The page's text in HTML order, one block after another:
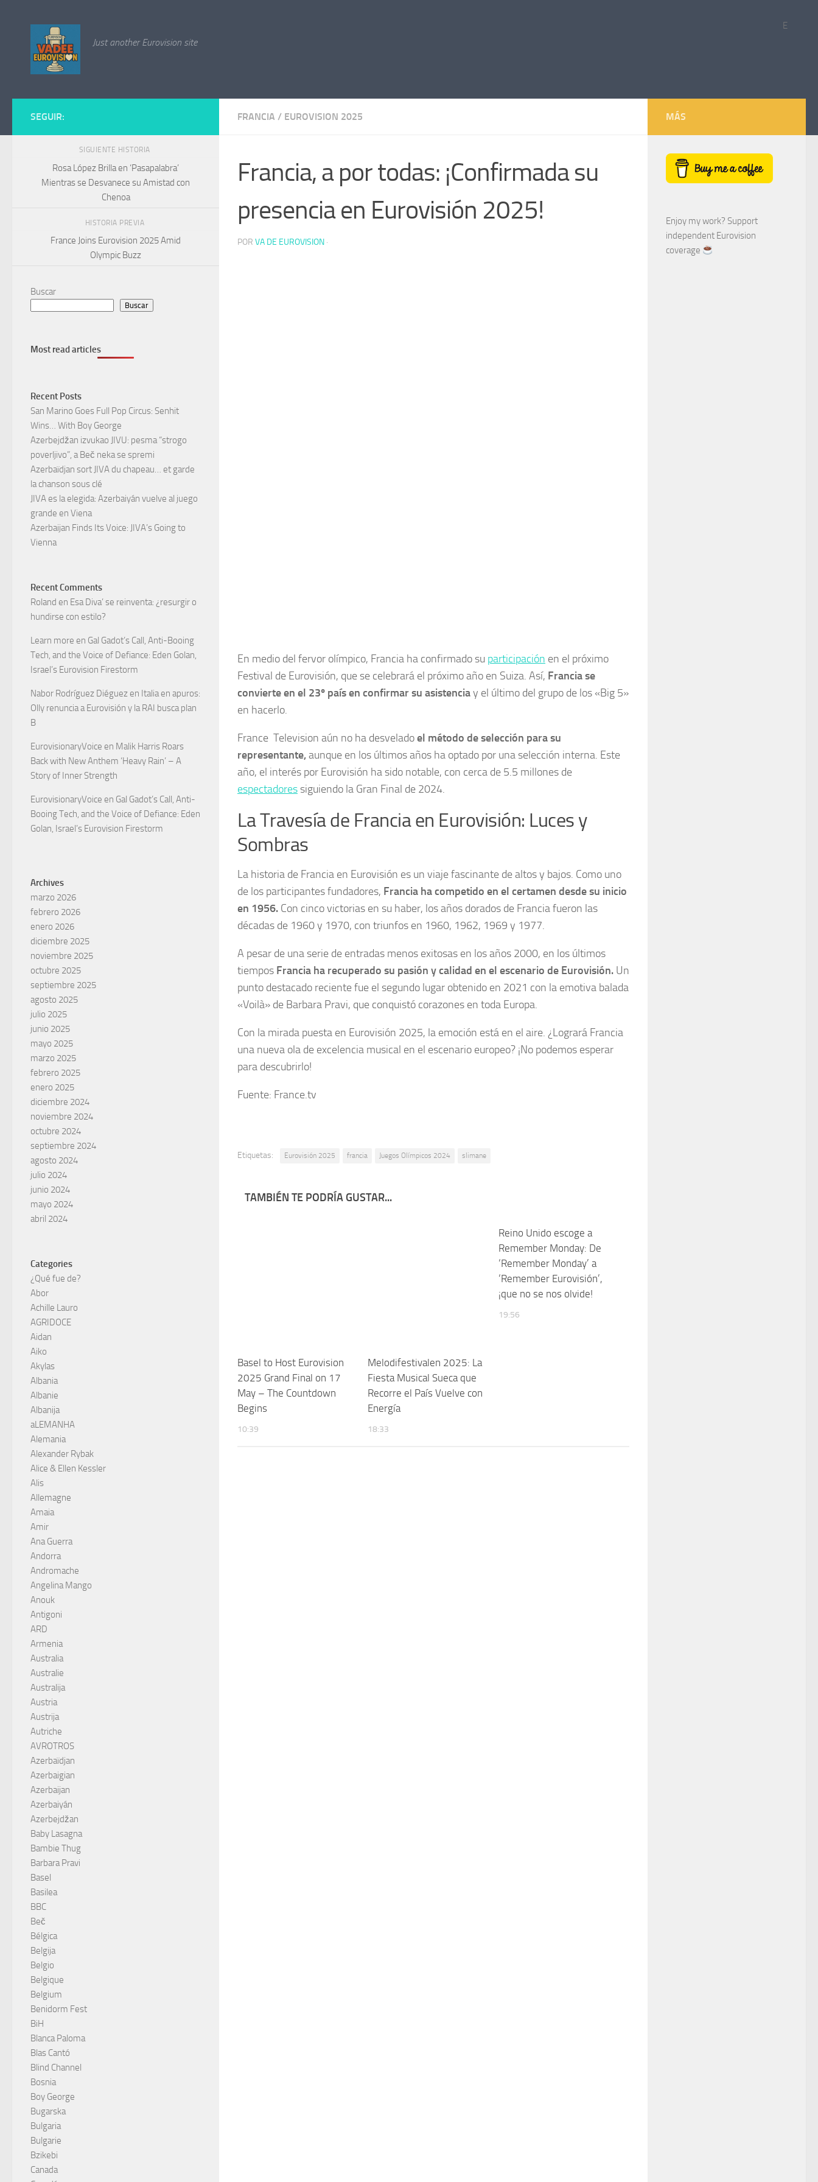
Just another Eurovision site
E
FRANCIA / EUROVISION 2025
Francia, a por todas: ¡Confirmada su
presencia en Eurovisión 2025!
POR VA DE EUROVISION ·
En medio del fervor olímpico, Francia ha confirmado su participación en el próximo
Festival de Eurovisión, que se celebrará el próximo año en Suiza. Así, Francia se
convierte en el 23º país en confirmar su asistenciay el último del grupo de los «Big 5»
en hacerlo.
France Television aún no ha desveladoel método de selección para su
representante,aunque en los últimos años ha optado por una selección interna. Este
año, el interés por Eurovisión ha sido notable, con cerca de 5.5 millones de
espectadores siguiendo la Gran Final de 2024.
La Travesía de Francia en Eurovisión: Luces y
Sombras
La historia de Francia en Eurovisión es un viaje fascinante de altos y bajos. Como uno
de los participantes fundadores, Francia ha competido en el certamen desde su inicio
en 1956. Con cinco victorias en su haber, los años dorados de Francia fueron las
décadas de 1960 y 1970, con triunfos en 1960, 1962, 1969 y 1977.
A pesar de una serie de entradas menos exitosas en los años 2000, en los últimos
tiempos Francia ha recuperado su pasión y calidad en el escenario de Eurovisión. Un
punto destacado reciente fue el segundo lugar obtenido en 2021 con la emotiva balada
«Voilà» de Barbara Pravi, que conquistó corazones en toda Europa.
Con la mirada puesta en Eurovisión 2025, la emoción está en el aire. ¿Logrará Francia
una nueva ola de excelencia musical en el escenario europeo? ¡No podemos esperar
para descubrirlo!
Fuente: France.tv
Etiquetas: Eurovisión 2025 francia Juegos Olímpicos 2024 slimane
TAMBIÉN TE PODRÍA GUSTAR...
Basel to Host Eurovision
2025 Grand Final on 17
May – The Countdown
Begins
10:39
Melodifestivalen 2025: La
Fiesta Musical Sueca que
Recorre el País Vuelve con
Energía
18:33
Reino Unido escoge a
Remember Monday: De
‘Remember Monday’ a
‘Remember Eurovisión’,
¡que no se nos olvide!
19:56
SEGUIR:
SIGUIENTE HISTORIA
Rosa López Brilla en ‘Pasapalabra’
Mientras se Desvanece su Amistad con
Chenoa
HISTORIA PREVIA
France Joins Eurovision 2025 Amid
Olympic Buzz
Buscar
Buscar
Most read articles
Recent Posts
San Marino Goes Full Pop Circus: Senhit
Wins… With Boy George
Azerbejdžan izvukao JIVU: pesma “strogo
poverljivo”, a Beč neka se spremi
Azerbaïdjan sort JIVA du chapeau… et garde
la chanson sous clé
JIVA es la elegida: Azerbaiyán vuelve al juego
grande en Viena
Azerbaijan Finds Its Voice: JIVA’s Going to
Vienna
Recent Comments
Roland en Esa Diva’ se reinventa: ¿resurgir o
hundirse con estilo?
Learn more en Gal Gadot’s Call, Anti-Booing
Tech, and the Voice of Defiance: Eden Golan,
Israel’s Eurovision Firestorm
Nabor Rodríguez Diéguez en Italia en apuros:
Olly renuncia a Eurovisión y la RAI busca plan
B
EurovisionaryVoice en Malik Harris Roars
Back with New Anthem ‘Heavy Rain’ – A
Story of Inner Strength
EurovisionaryVoice en Gal Gadot’s Call, Anti-
Booing Tech, and the Voice of Defiance: Eden
Golan, Israel’s Eurovision Firestorm
Archives
marzo 2026
febrero 2026
enero 2026
diciembre 2025
noviembre 2025
octubre 2025
septiembre 2025
agosto 2025
julio 2025
junio 2025
mayo 2025
marzo 2025
febrero 2025
enero 2025
diciembre 2024
noviembre 2024
octubre 2024
septiembre 2024
agosto 2024
julio 2024
junio 2024
mayo 2024
abril 2024
Categories
¿Qué fue de?
Abor
Achille Lauro
AGRIDOCE
Aidan
Aiko
Akylas
Albania
Albanie
Albanija
aLEMANHA
Alemania
Alexander Rybak
Alice & Ellen Kessler
Alis
Allemagne
Amaia
Amir
Ana Guerra
Andorra
Andromache
Angelina Mango
Anouk
Antigoni
ARD
Armenia
Australia
Australie
Australija
Austria
Austrija
Autriche
AVROTROS
Azerbaïdjan
Azerbaigian
Azerbaijan
Azerbaiyán
Azerbejdžan
Baby Lasagna
Bambie Thug
Barbara Pravi
Basel
Basilea
BBC
Beč
Bélgica
Belgija
Belgio
Belgique
Belgium
Benidorm Fest
BiH
Blanca Paloma
Blas Cantó
Blind Channel
Bosnia
Boy George
Bugarska
Bulgaria
Bulgarie
Bzikebi
Canada
MÁS
Enjoy my work? Support
independent Eurovision
coverage